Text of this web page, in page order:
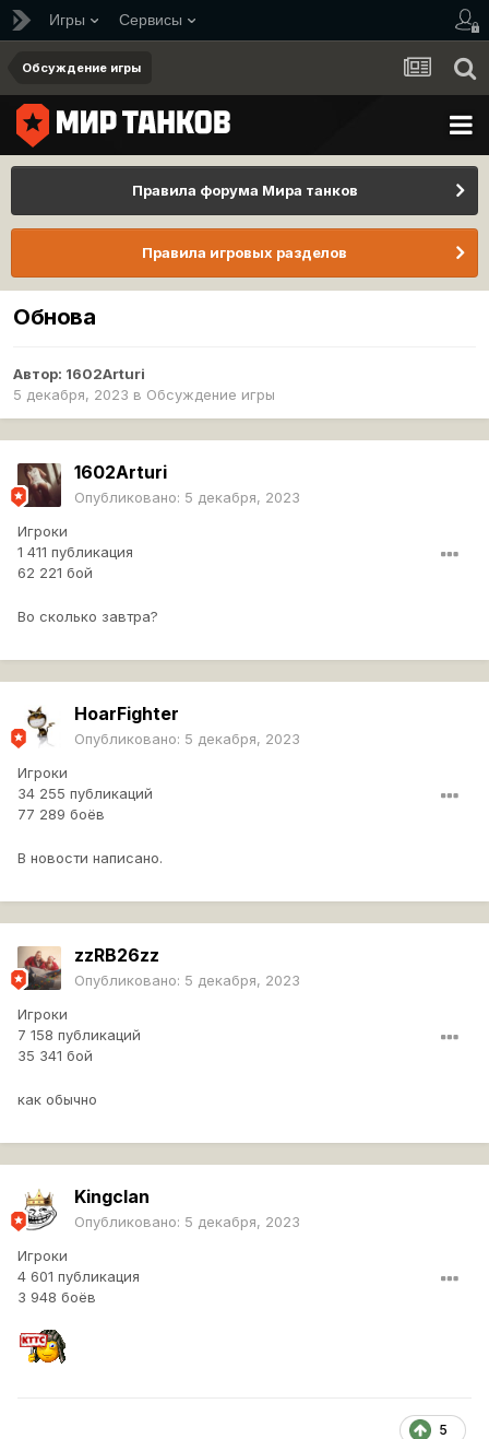
Игры Сервисы
Обсуждение игры
Правила форума Мира танков
Правила игровых разделов
Обнова
Автор: 1602Arturi
5 декабря, 2023 в Обсуждение игры
1602Arturi
Опубликовано: 5 декабря, 2023
Игроки
1 411 публикация
62 221 бой
Во сколько завтра?
HoarFighter
Опубликовано: 5 декабря, 2023
Игроки
34 255 публикаций
77 289 боёв
В новости написано.
zzRB26zz
Опубликовано: 5 декабря, 2023
Игроки
7 158 публикаций
35 341 бой
как обычно
Kingclan
Опубликовано: 5 декабря, 2023
Игроки
4 601 публикация
3 948 боёв
5